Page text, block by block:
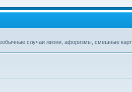
случаи жизни, афоризмы, смешные